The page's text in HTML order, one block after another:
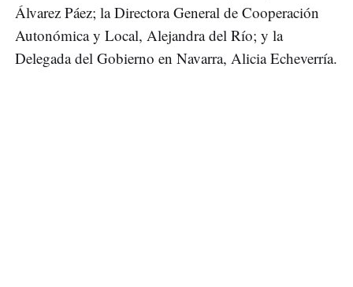
Álvarez Páez; la Directora General de Cooperación
Autonómica y Local, Alejandra del Río; y la
Delegada del Gobierno en Navarra, Alicia Echeverría.